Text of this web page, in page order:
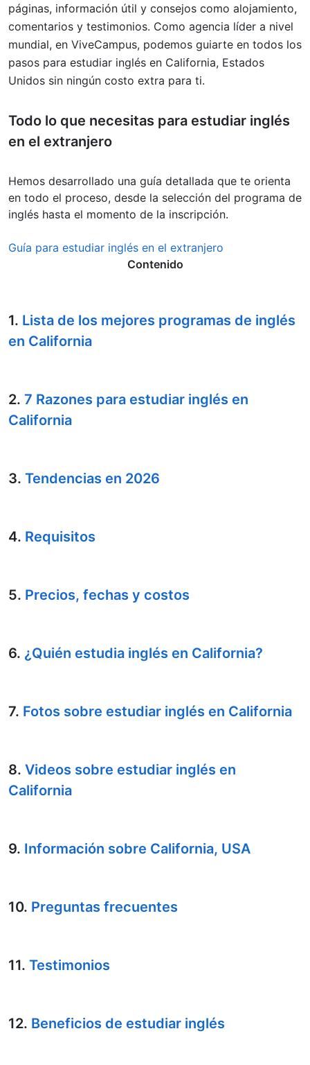
páginas, información útil y consejos como alojamiento,
comentarios y testimonios. Como agencia líder a nivel
mundial, en ViveCampus, podemos guiarte en todos los
pasos para estudiar inglés en California, Estados
Unidos sin ningún costo extra para ti.
Todo lo que necesitas para estudiar inglés
en el extranjero
Hemos desarrollado una guía detallada que te orienta
en todo el proceso, desde la selección del programa de
inglés hasta el momento de la inscripción.
Guía para estudiar inglés en el extranjero
Contenido
1. Lista de los mejores programas de inglés
en California
2. 7 Razones para estudiar inglés en
California
3. Tendencias en 2026
4. Requisitos
5. Precios, fechas y costos
6. ¿Quién estudia inglés en California?
7. Fotos sobre estudiar inglés en California
8. Videos sobre estudiar inglés en
California
9. Información sobre California, USA
10. Preguntas frecuentes
11. Testimonios
12. Beneficios de estudiar inglés